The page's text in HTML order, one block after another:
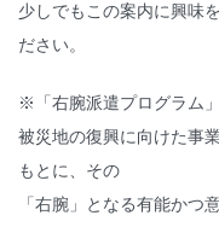
少しでもこの案内に興味
ださい。
※「右腕派遣プログラム
被災地の復興に向けた事
もとに、その
「右腕」となる有能かつ